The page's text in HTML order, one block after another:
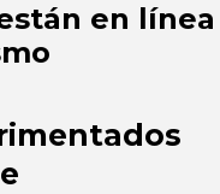
en línea